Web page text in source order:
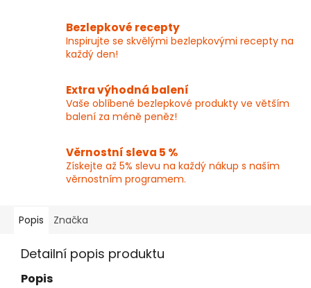
Bezlepkové recepty
Inspirujte se skvělými bezlepkovými recepty na
každý den!
Extra výhodná balení
Vaše oblíbené bezlepkové produkty ve větším
balení za méně peněz!
Věrnostní sleva 5 %
Získejte až 5% slevu na každý nákup s naším
věrnostním programem.
Popis Značka
Detailní popis produktu
Popis